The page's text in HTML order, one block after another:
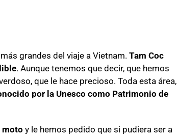
grandes del viaje a Vietnam. Tam Coc
. Aunque tenemos que decir, que hemos
que le hace precioso. Toda esta área,
por la Unesco como Patrimonio de
moto y le hemos pedido que si pudiera ser a